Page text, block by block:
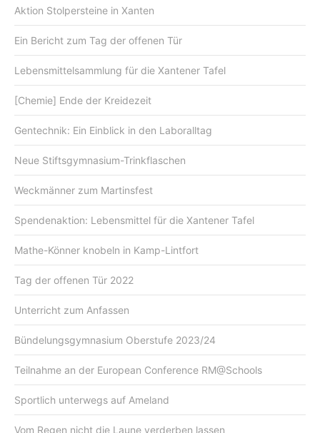
Aktion Stolpersteine in Xanten
Ein Bericht zum Tag der offenen Tür
Lebensmittelsammlung für die Xantener Tafel
[Chemie] Ende der Kreidezeit
Gentechnik: Ein Einblick in den Laboralltag
Neue Stiftsgymnasium-Trinkflaschen
Weckmänner zum Martinsfest
Spendenaktion: Lebensmittel für die Xantener Tafel
Mathe-Könner knobeln in Kamp-Lintfort
Tag der offenen Tür 2022
Unterricht zum Anfassen
Bündelungsgymnasium Oberstufe 2023/24
Teilnahme an der European Conference RM@Schools
Sportlich unterwegs auf Ameland
Vom Regen nicht die Laune verderben lassen